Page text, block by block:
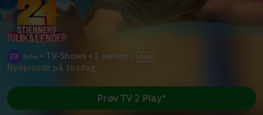
• TV-Shows • 1 sæson •
Ny episode på tirsdag
Prøv TV 2 Play*